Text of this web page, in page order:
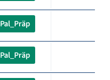
Pal_Präp
Pal_Präp